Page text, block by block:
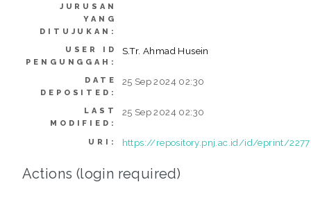
JURUSAN
YANG
DITUJUKAN:
USER ID
PENGUNGGAH:
S.Tr. Ahmad Husein
DATE
DEPOSITED:
25 Sep 2024 02:30
LAST
MODIFIED:
25 Sep 2024 02:30
URI: https://repository.pnj.ac.id/id/eprint/
Actions (login required)